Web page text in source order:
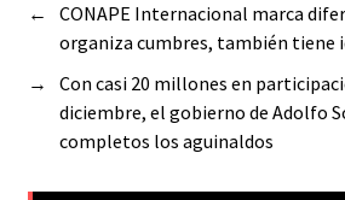
←
CONAPE Internacional marca
organiza cumbres, también tiene
→
Con casi 20 millones en
diciembre, el gobierno de Adolfo
completos los aguinaldos